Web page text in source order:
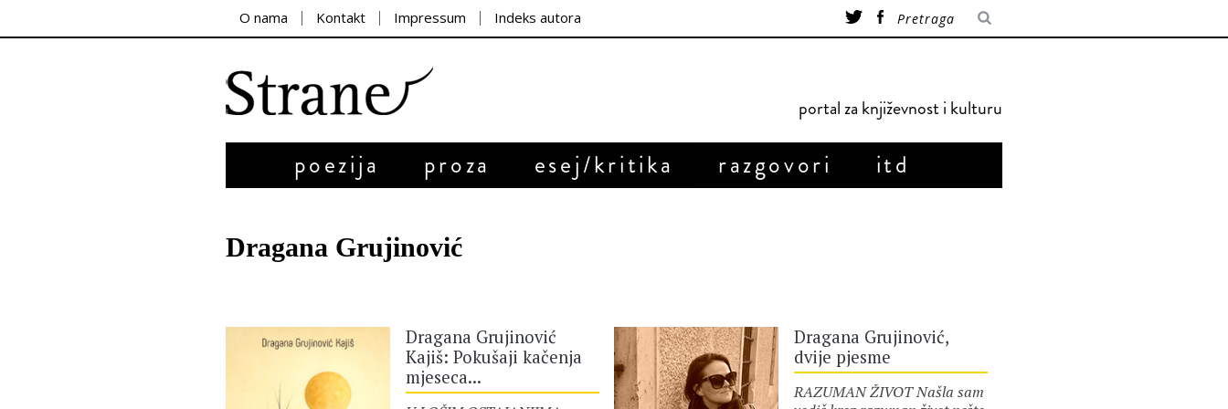
O nama Kontakt Impressum Indeks autora
portal za književnost i kulturu
poezija proza esej/kritika razgovori itd
Dragana Grujinović
Dragana Grujinović
Kajiš: Pokušaji kačenja
mjeseca...
Dragana Grujinović,
dvije pjesme
RAZUMAN ŽIVOT Našla sam